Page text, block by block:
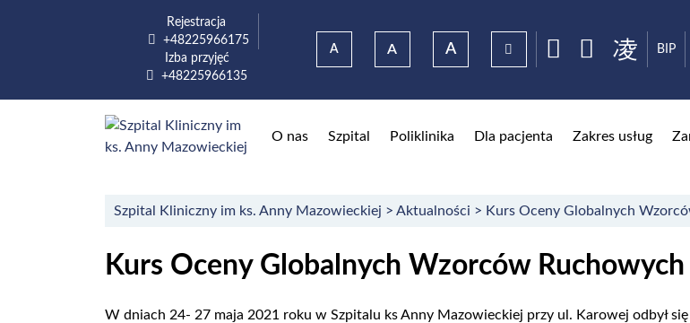
Rejestracja
Numer telefonu do rejestracji
+48225966175
Izba przyjęć
Numer telefonu do izba przyjęć
+48225966135
A A A Youtube BIP
Menu główne
O nas Szpital Poliklinika Dla pacjenta Zakres usług
Szpital Kliniczny im ks. Anny Mazowieckiej > Aktualności > Kurs Oceny Globalnych
Kurs Oceny Globalnych Wzorców
W dniach 24- 27 maja 2021 roku w Szpitalu ks Anny Mazowieckiej przy ul. Karowej odbył